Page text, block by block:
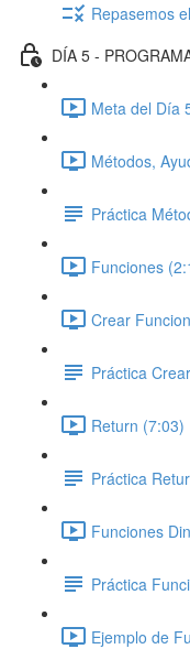
Repasemos
DÍA 5 -
Meta del Día
Métodos,
Práctica
Funciones
Crear
Práctica
Return (7:03)
Práctica
Funciones
Práctica
Ejemplo de